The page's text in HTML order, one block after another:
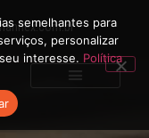
semelhantes para
personalizar
interesse. Política